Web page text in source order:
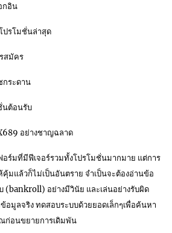
กอิน
รโมชั่นล่าสุด
สมัคร
กระดาน
นต้อนรับ
อย่างชาญฉลาด
ร์มที่มีฟีเจอร์รวมทั้งโปรโมชั่นมากมาย แต่การ
มแล้วก็ไม่เป็นอันตราย จำเป็นจะต้องอ่านข้อ
(bankroll) อย่างมีวินัย และเล่นอย่างรับผิด
อมูลจริง ทดสอบระบบด้วยยอดเล็กๆเพื่อค้นหา
ก่อนขยายการเดิมพัน